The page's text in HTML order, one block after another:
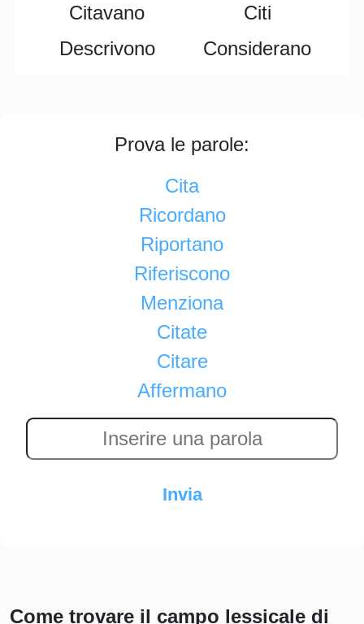
Citavano
Citi
Descrivono
Considerano
Prova le parole:
Cita
Ricordano
Riportano
Riferiscono
Menziona
Citate
Citare
Affermano
Come trovare il campo lessicale di